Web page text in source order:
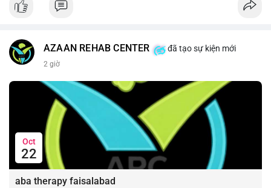
📰 Nguồn: Cointelegraph
AZAAN REHAB CENTER đã tạo sự kiện mới
2 giờ
Oct
22
aba therapy faisalabad